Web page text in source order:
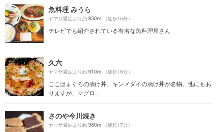
魚料理 みうら
ヤマサ醤油より約930m （徒歩16分）
テレビでも紹介されている有名な魚料理屋さん
久六
ヤマサ醤油より約910m （徒歩16分）
ここはまぐろの漬け丼、キンメダイの漬け丼が名物。他にもあ
りますが、マグロ...
さのや今川焼き
ヤマサ醤油より約980m （徒歩17分）